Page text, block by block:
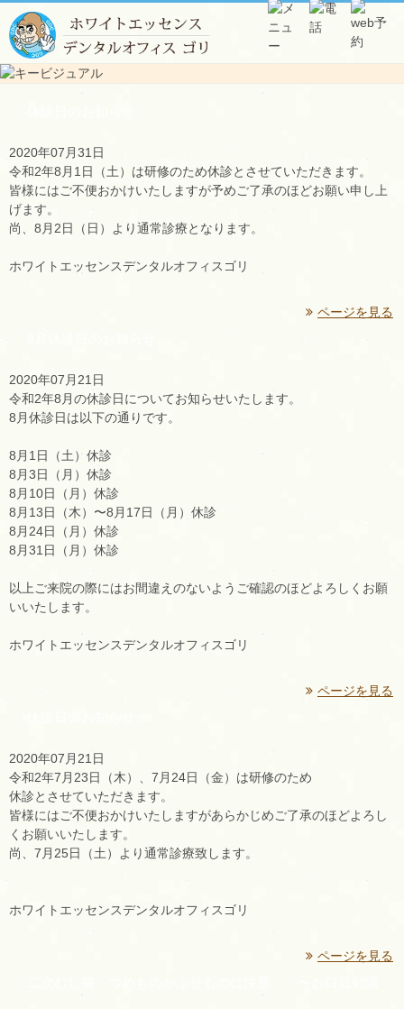
2020年07月31日
令和2年8月1日（土）は研修のため休診とさせていただきます。
皆様にはご不便おかけいたしますが予めご了承のほどお願い申し上
げます。
尚、8月2日（日）より通常診療となります。
ホワイトエッセンスデンタルオフィスゴリ
ページを見る
2020年07月21日
令和2年8月の休診日についてお知らせいたします。
8月休診日は以下の通りです。
8月1日（土）休診
8月3日（月）休診
8月10日（月）休診
8月13日（木）〜8月17日（月）休診
8月24日（月）休診
8月31日（月）休診
以上ご来院の際にはお間違えのないようご確認のほどよろしくお願
いいたします。
ホワイトエッセンスデンタルオフィスゴリ
ページを見る
2020年07月21日
令和2年7月23日（木）、7月24日（金） は研修のため
休診とさせていただきます。
皆様にはご不便おかけいたしますがあらかじめご了承のほどよろし
くお願いいたします。
尚、7月25日（土）より通常診療致します。
ホワイトエッセンスデンタルオフィスゴリ
ページを見る